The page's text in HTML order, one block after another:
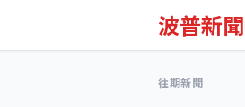
波普新聞
往期新聞